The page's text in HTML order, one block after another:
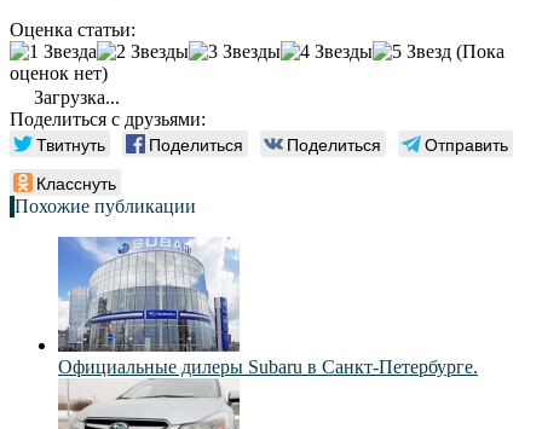
Оценка статьи:
(Пока
оценок нет)
Загрузка...
Поделиться с друзьями:
Твитнуть Поделиться Поделиться
Отправить
Класснуть
Похожие публикации
Официальные дилеры Subaru в Санкт-Петербурге.